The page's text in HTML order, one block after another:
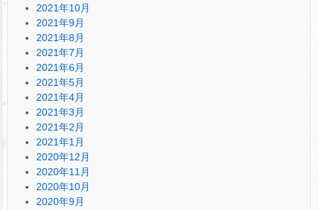
2021年10月
2021年9月
2021年8月
2021年7月
2021年6月
2021年5月
2021年4月
2021年3月
2021年2月
2021年1月
2020年12月
2020年11月
2020年10月
2020年9月